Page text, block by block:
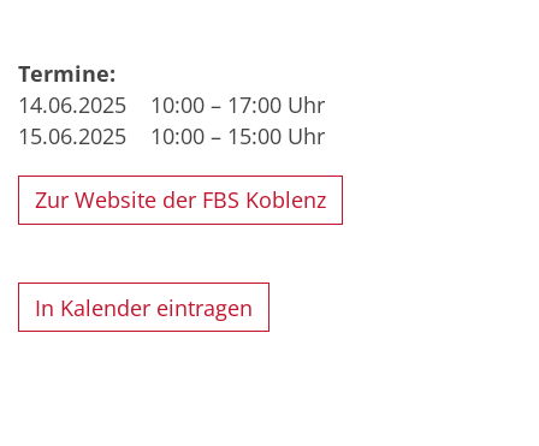
Termine:
14.06.2025 10:00 – 17:00 Uhr
15.06.2025 10:00 – 15:00 Uhr
Zur Website der FBS Koblenz
In Kalender eintragen